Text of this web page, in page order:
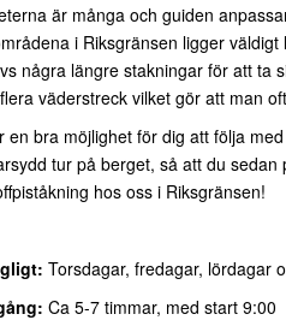
är många och guiden
i Riksgränsen ligger
några längre stakningar för att ta
väderstreck vilket gör att man
en bra möjlighet för dig att följa
tur på berget, så att du sedan
hos oss i Riksgränsen!
Torsdagar, fredagar, lördagar
Ca 5-7 timmar, med start 9:00